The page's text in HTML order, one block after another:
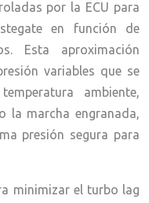
por la ECU para
en función de
Esta aproximación
variables que se
ambiente,
la marcha engranada,
presión segura para
minimizar el turbo lag